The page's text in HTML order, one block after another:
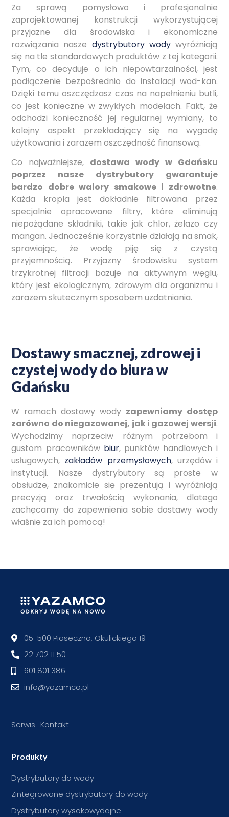
Za sprawą pomysłowo i profesjonalnie
zaprojektowanej konstrukcji wykorzystującej
przyjazne dla środowiska i ekonomiczne
rozwiązania nasze dystrybutory wodywyróżniają
się na tle standardowych produktów z tej kategorii.
Tym, co decyduje o ich niepowtarzalności, jest
podłączenie bezpośrednio do instalacji wod-kan.
Dzięki temu oszczędzasz czas na napełnieniu butli,
co jest konieczne w zwykłych modelach. Fakt, że
odchodzi konieczność jej regularnej wymiany, to
kolejny aspekt przekładający się na wygodę
użytkowania i zarazem oszczędność finansową.
Co najważniejsze, dostawa wody w Gdańsku
poprzez nasze dystrybutory gwarantuje
bardzo dobre walory smakowe i zdrowotne.
Każda kropla jest dokładnie filtrowana przez
specjalnie opracowane filtry, które eliminują
niepożądane składniki, takie jak chlor, żelazo czy
mangan. Jednocześnie korzystnie działają na smak,
sprawiając, że wodę piję się z czystą
przyjemnością. Przyjazny środowisku system
trzykrotnej filtracji bazuje na aktywnym węglu,
który jest ekologicznym, zdrowym dla organizmu i
zarazem skutecznym sposobem uzdatniania.
Dostawy smacznej, zdrowej i
czystej wody do biura w
Gdańsku
W ramach dostawy wody zapewniamy dostęp
zarówno do niegazowanej, jak i gazowej wersji.
Wychodzimy naprzeciw różnym potrzebom i
gustom pracowników biur, punktów handlowych i
usługowych, zakładów przemysłowych, urzędów i
instytucji. Nasze dystrybutory są proste w
obsłudze, znakomicie się prezentują i wyróżniają
precyzją oraz trwałością wykonania, dlatego
zachęcamy do zapewnienia sobie dostawy wody
właśnie za ich pomocą!
05-500 Piaseczno, Okulickiego 19
22 702 11 50
601 801 386
info@yazamco.pl
Serwis Kontakt
Produkty
Dystrybutory do wody
Zintegrowane dystrybutory do wody
Dystrybutory wysokowydajne